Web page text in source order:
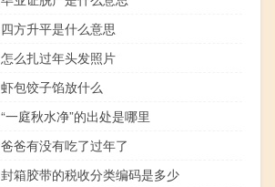
四方升平是什么意思
怎么扎过年头发照片
虾包饺子馅放什么
“一庭秋水净”的出处是哪里
爸爸有没有吃了过年了
封箱胶带的税收分类编码是多少